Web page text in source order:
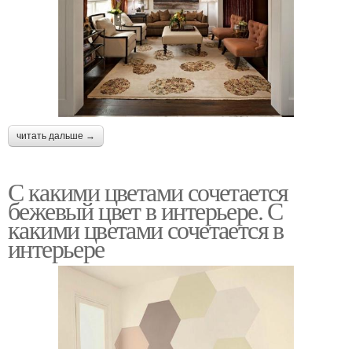
читать дальше →
С какими цветами сочетается
бежевый цвет в интерьере. С
какими цветами сочетается в
интерьере